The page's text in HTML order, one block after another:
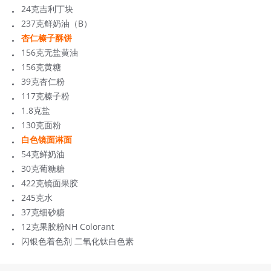
24克吉利丁块
237克鲜奶油（B）
杏仁榛子酥饼
156克无盐黄油
156克黄糖
39克杏仁粉
117克榛子粉
1.8克盐
130克面粉
白色镜面淋面
54克鲜奶油
30克葡糖糖
422克镜面果胶
245克水
37克细砂糖
12克果胶粉NH Colorant
闪银色着色剂 二氧化钛白色素